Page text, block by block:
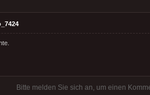
Bitte melden Sie sich an, um einen